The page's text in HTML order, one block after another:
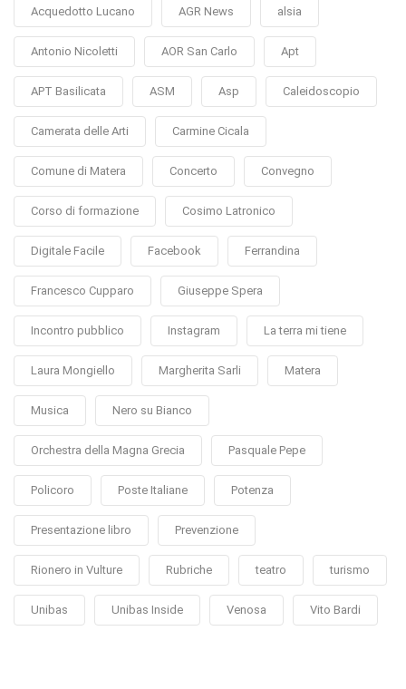
Acquedotto Lucano AGR News alsia
Antonio Nicoletti AOR San Carlo Apt
APT Basilicata ASM Asp Caleidoscopio
Camerata delle Arti Carmine Cicala
Comune di Matera Concerto Convegno
Corso di formazione Cosimo Latronico
Digitale Facile Facebook Ferrandina
Francesco Cupparo Giuseppe Spera
Incontro pubblico Instagram La terra mi tiene
Laura Mongiello Margherita Sarli Matera
Musica Nero su Bianco
Orchestra della Magna Grecia Pasquale Pepe
Policoro Poste Italiane Potenza
Presentazione libro Prevenzione
Rionero in Vulture Rubriche teatro turismo
Unibas Unibas Inside Venosa Vito Bardi